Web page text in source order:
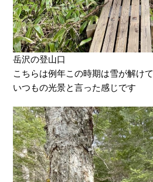
岳沢の登山口
こちらは例年この時期は雪が解け
いつもの光景と言った感じです